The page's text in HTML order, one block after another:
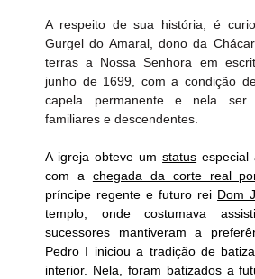
A respeito de sua história, é
Gurgel do Amaral, dono da
terras a Nossa Senhora em
junho de 1699, com a condição
capela permanente e nela ser
familiares e descendentes.
A igreja obteve um status especial
com a chegada da corte real
príncipe regente e futuro rei Dom
templo, onde costumava
sucessores mantiveram a
Pedro I iniciou a tradição de
interior. Nela, foram batizados a